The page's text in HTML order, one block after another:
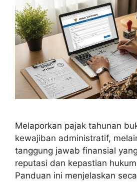
Melaporkan pajak tahunan
kewajiban administratif,
tanggung jawab finansial
reputasi dan kepastian
Panduan ini menjelaskan